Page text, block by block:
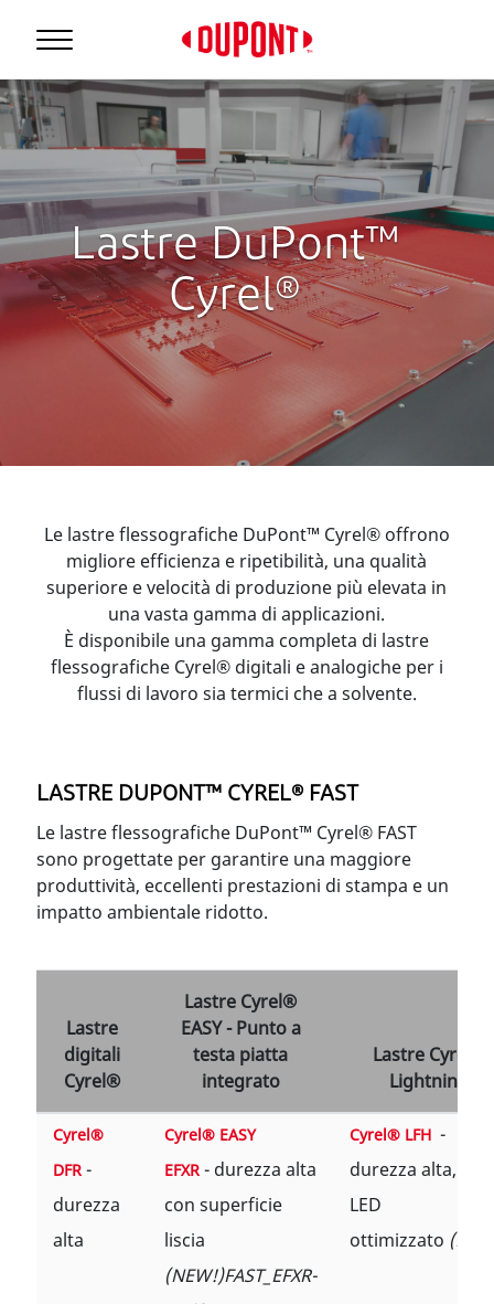
Lastre DuPont™
Cyrel®
Le lastre flessografiche DuPont™ Cyrel® offrono
migliore efficienza e ripetibilità, una qualità
superiore e velocità di produzione più elevata in
una vasta gamma di applicazioni.
È disponibile una gamma completa di lastre
flessografiche Cyrel® digitali e analogiche per i
flussi di lavoro sia termici che a solvente.
LASTRE DUPONT™ CYREL® FAST
Le lastre flessografiche DuPont™ Cyrel® FAST
sono progettate per garantire una maggiore
produttività, eccellenti prestazioni di stampa e un
impatto ambientale ridotto.
Lastre
digitali
Cyrel®
Lastre Cyrel®
EASY - Punto a
testa piatta
integrato
Lastre Cyrel®
Lightning
Cyrel®
DFR -
durezza
alta
Cyrel® EASY
EFXR - durezza alta
con superficie
liscia
(NEW!)FAST_EFXR-
Cyrel® LFH ​ -
durezza alta, UV
LED
ottimizzato